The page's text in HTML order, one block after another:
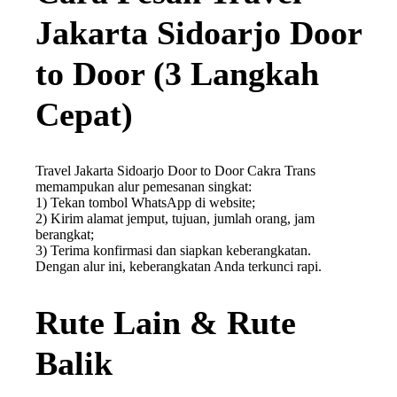
Jakarta Sidoarjo Door
to Door (3 Langkah
Cepat)
Travel Jakarta Sidoarjo Door to Door Cakra Trans
memampukan alur pemesanan singkat:
1) Tekan tombol WhatsApp di website;
2) Kirim alamat jemput, tujuan, jumlah orang, jam
berangkat;
3) Terima konfirmasi dan siapkan keberangkatan.
Dengan alur ini, keberangkatan Anda terkunci rapi.
Rute Lain & Rute
Balik